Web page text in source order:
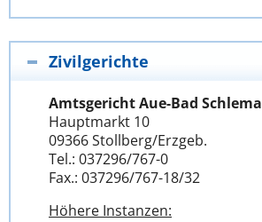
Zivilgerichte
Amtsgericht Aue-Bad Schlema
Hauptmarkt 10
09366 Stollberg/Erzgeb.
Tel.: 037296/767-0
Fax.: 037296/767-18/32
Höhere Instanzen: